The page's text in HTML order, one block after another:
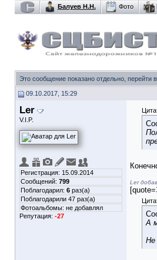
Балуев Н.Н. Фото
Это сообщение показано отдельно,
09.10.2017, 15:29
Ler
V.I.P.
Регистрация: 15.09.2014
Сообщений: 799
Поблагодарил: 6 раз(а)
Поблагодарили 47 раз(а)
Фотоальбомы: не добавлял
Репутация: -27
Ler
А